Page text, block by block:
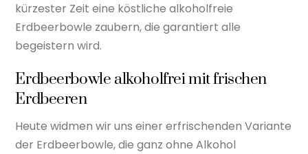
kürzester Zeit eine köstliche alkoholfreie
Erdbeerbowle zaubern, die garantiert alle
begeistern wird.
Erdbeerbowle alkoholfrei mit frischen
Erdbeeren
Heute widmen wir uns einer erfrischenden Variante
der Erdbeerbowle, die ganz ohne Alkohol